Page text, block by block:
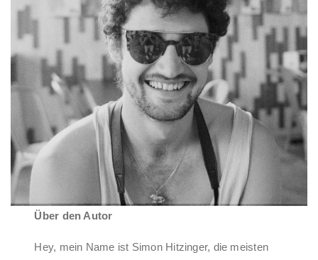
Über den Autor
Hey, mein Name ist Simon Hitzinger, die meisten